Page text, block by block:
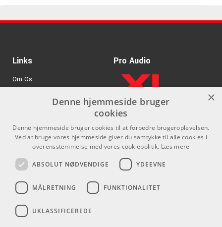
Links
Om Os
GDPR & Cookies
Pro Audio
.
Kontakt
Som privatperson kan du ikke
købe på denne hjemmeside, alt
forhandlere.
Sociale medier
×
Denne hjemmeside bruger
cookies
Denne hjemmeside bruger cookies til at forbedre brugeroplevelsen.
Ved at bruge vores hjemmeside giver du samtykke til alle cookies i
overensstemmelse med vores cookiepolitik. Læs mere
ABSOLUT NØDVENDIGE YDEEVNE
MÅLRETNING FUNKTIONALITET
UKLASSIFICEREDE